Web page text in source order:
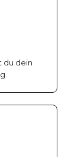
du dein